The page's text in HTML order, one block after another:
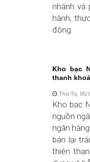
nhánh và
hành,
động.
Kho bạc
thanh
Thứ Tư, 05/
Kho bạc
nguồn
ngân
bán lại
thiện